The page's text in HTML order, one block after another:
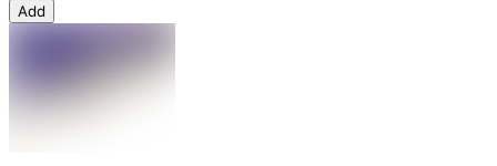
Add